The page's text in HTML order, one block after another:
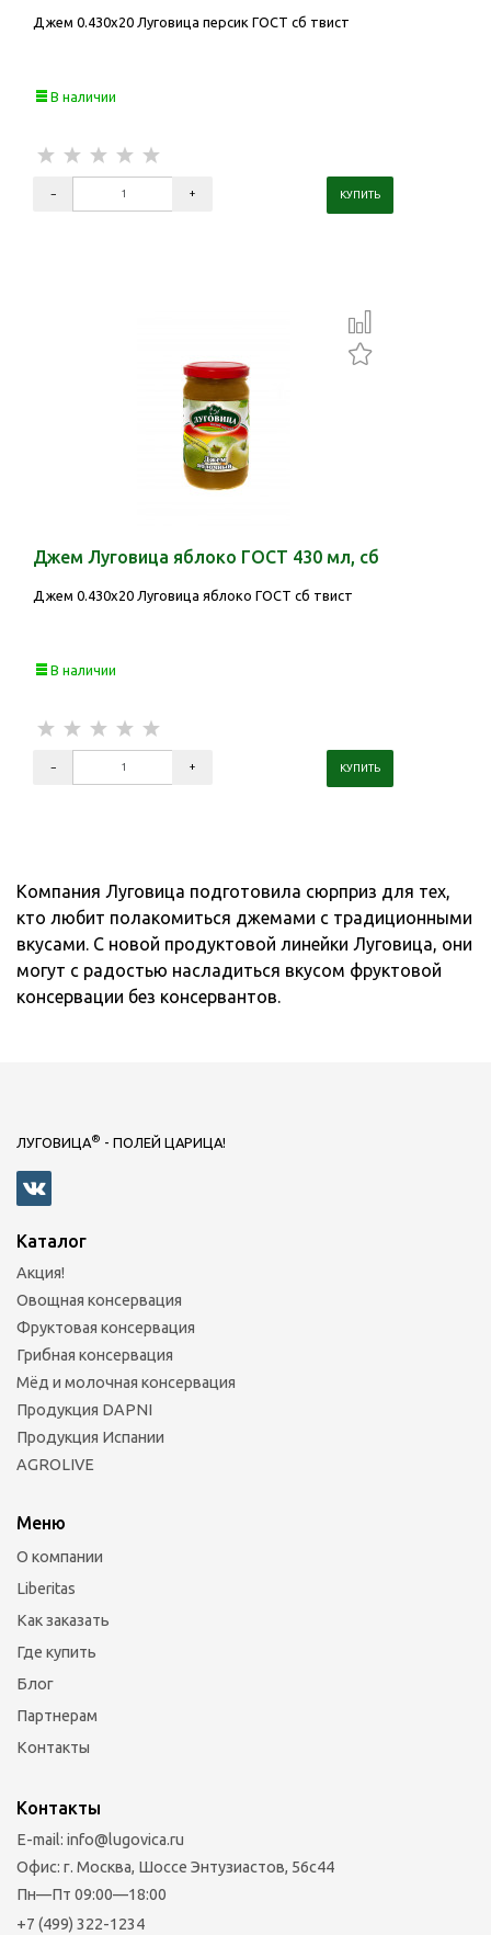
Джем 0.430х20 Луговица персик ГОСТ сб твист
В наличии
Джем Луговица яблоко ГОСТ 430 мл, сб
Джем 0.430х20 Луговица яблоко ГОСТ сб твист
В наличии
Компания Луговица подготовила сюрприз для тех,
кто любит полакомиться джемами с традиционными
вкусами. С новой продуктовой линейки Луговица, они
могут с радостью насладиться вкусом фруктовой
консервации без консервантов.
ЛУГОВИЦА® - ПОЛЕЙ ЦАРИЦА!
Каталог
Акция!
Овощная консервация
Фруктовая консервация
Грибная консервация
Мёд и молочная консервация
Продукция DAPNI
Продукция Испании
AGROLIVE
Меню
О компании
Liberitas
Как заказать
Где купить
Блог
Партнерам
Контакты
Контакты
E-mail: info@lugovica.ru
Офис: г. Москва, Шоссе Энтузиастов, 56с44
Пн—Пт 09:00—18:00
+7 (499) 322-1234